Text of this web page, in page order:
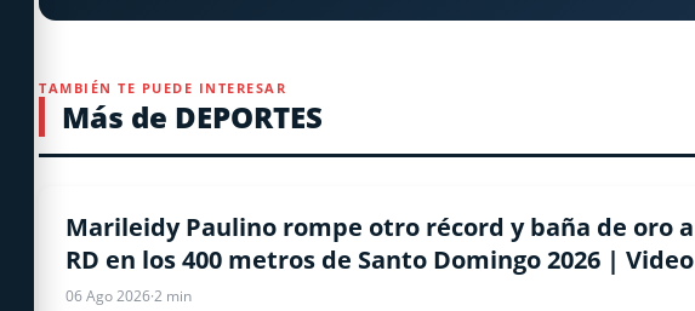
TAMBIÉN TE PUEDE INTERESAR
Más de DEPORTES
ATLETISMO
Marileidy Paulino rompe otro récord y baña de oro a
RD en los 400 metros de Santo Domingo 2026 | Video
06 Ago 2026·2 min